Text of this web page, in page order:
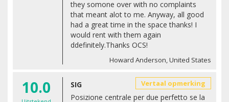
they somone over with no complaints
that meant alot to me. Anyway, all good
had a great time in the space thanks! I
would rent with them again
ddefinitely.Thanks OCS!
Howard Anderson, United States
10.0 SIG Vertaal opmerking
Posizione centrale per due perfetto se la